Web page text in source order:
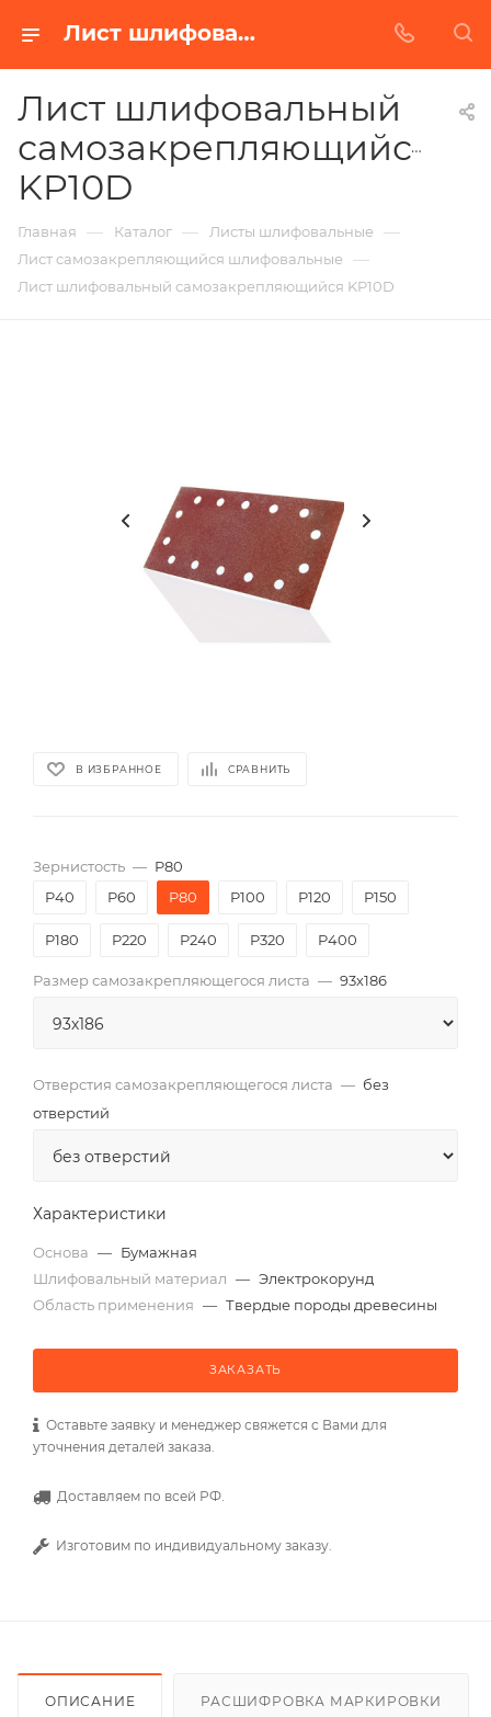
Лист шлифовальный самозакрепляющийся KP10D в Белгороде | Купить по недорогой цене от Абразивного Завода
Лист шлифовальный
самозакрепляющийся
KP10D
Главная — Каталог — Листы шлифовальные —
Лист самозакрепляющийся шлифовальные —
Лист шлифовальный самозакрепляющийся KP10D
В ИЗБРАННОЕ СРАВНИТЬ
Зернистость — P80
P40
P60 P80 P100 P120 P150
P180 P220 P240 P320 P400
Размер самозакрепляющегося листа — 93х186
Отверстия самозакрепляющегося листа — без
отверстий
Характеристики
Основа — Бумажная
Шлифовальный материал — Электрокорунд
Область применения — Твердые породы древесины
ЗАКАЗАТЬ
Оставьте заявку и менеджер свяжется с Вами для
уточнения деталей заказа.
Доставляем по всей РФ.
Изготовим по индивидуальному заказу.
ОПИСАНИЕ РАСШИФРОВКА МАРКИРОВКИ